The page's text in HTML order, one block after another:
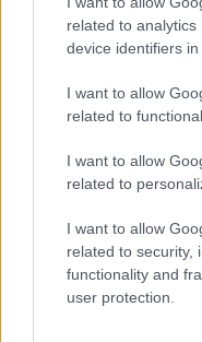
related to
device identifiers in
I want to allow
related to
I want to allow
related to
I want to allow
related to security,
functionality and
user protection.